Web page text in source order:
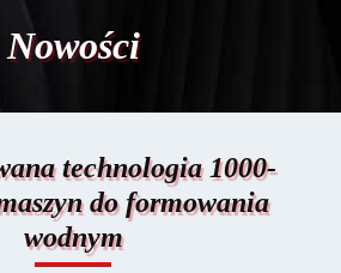
Nowości
technologia 1000-
do formowania
wodnym